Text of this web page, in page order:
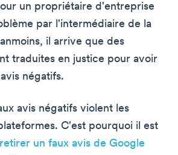
un propriétaire d'entreprise
par l'intermédiaire de la
il arrive que des
traduites en justice pour avoir
négatifs.
avis négatifs violent les
C'est pourquoi il est
retirer un faux avis de Google